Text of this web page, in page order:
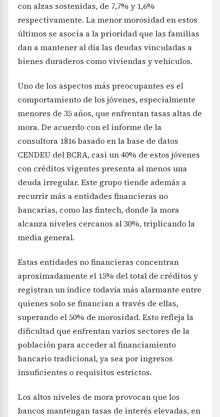
con alzas sostenidas, de 7,7% y 1,6%
respectivamente. La menor morosidad en estos
últimos se asocia a la prioridad que las familias
dan a mantener al día las deudas vinculadas a
bienes duraderos como viviendas y vehículos.
Uno de los aspectos más preocupantes es el
comportamiento de los jóvenes, especialmente
menores de 35 años, que enfrentan tasas altas de
mora. De acuerdo con el informe de la
consultora 1816 basado en la base de datos
CENDEU del BCRA, casi un 40% de estos jóvenes
con créditos vigentes presenta al menos una
deuda irregular. Este grupo tiende además a
recurrir más a entidades financieras no
bancarias, como las fintech, donde la mora
alcanza niveles cercanos al 30%, triplicando la
media general.
Estas entidades no financieras concentran
aproximadamente el 15% del total de créditos y
registran un índice todavía más alarmante entre
quienes solo se financian a través de ellas,
superando el 50% de morosidad. Esto refleja la
dificultad que enfrentan varios sectores de la
población para acceder al financiamiento
bancario tradicional, ya sea por ingresos
insuficientes o requisitos estrictos.
Los altos niveles de mora provocan que los
bancos mantengan tasas de interés elevadas, en